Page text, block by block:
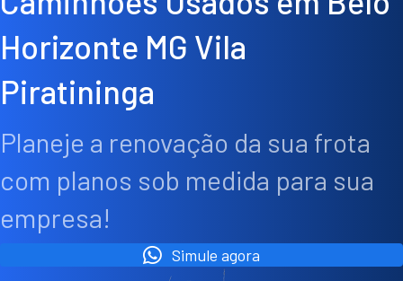
Horizonte MG Vila
Piratininga
Planeje a renovação da sua frota
com planos sob medida para sua
empresa!
Simule agora